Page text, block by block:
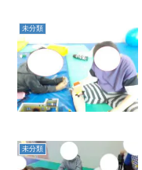
未分類
未分類